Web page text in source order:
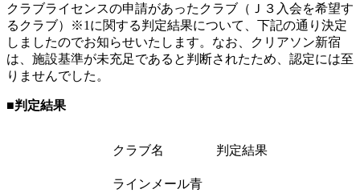
クラブライセンスの申請があったクラブ（Ｊ３入会を希望す
るクラブ）※1に関する判定結果について、下記の通り決定
しましたのでお知らせいたします。なお、クリアソン新宿
は、施設基準が未充足であると判断されたため、認定には至
りませんでした。
■判定結果
クラブ名 判定結果
ラインメール青